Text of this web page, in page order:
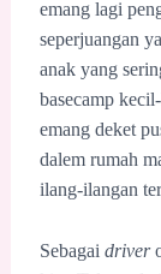
emang lagi
seperjuangan
anak yang
basecamp
emang deket
dalem rumah
ilang-ilangan
Sebagai driver